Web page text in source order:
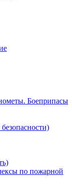
Боеприпасы
по пожарной